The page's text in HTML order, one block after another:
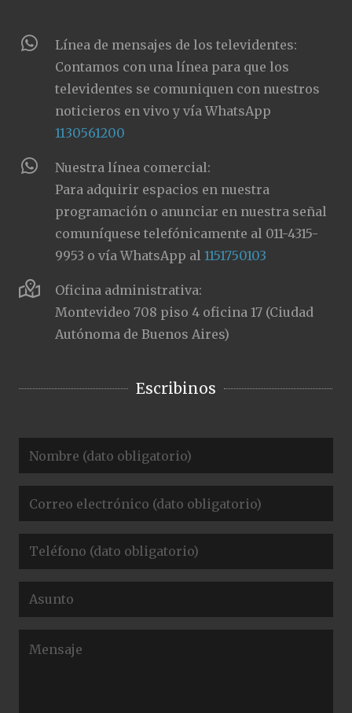
Línea de mensajes de los televidentes:
Contamos con una línea para que los
televidentes se comuniquen con nuestros
noticieros en vivo y vía WhatsApp
1130561200
Nuestra línea comercial:
Para adquirir espacios en nuestra
programación o anunciar en nuestra señal
comuníquese telefónicamente al 011-4315-
9953 o vía WhatsApp al1151750103
Oficina administrativa:
Montevideo 708 piso 4 oficina 17 (Ciudad
Autónoma de Buenos Aires)
Escribinos